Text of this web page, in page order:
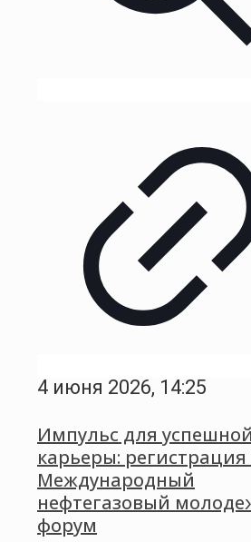
4 июня 2026, 14:25
Импульс для успешной
карьеры: регистрация
Международный
нефтегазовый
форум